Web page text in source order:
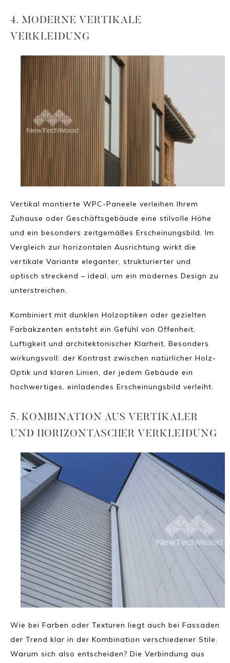
4. MODERNE VERTIKALE
VERKLEIDUNG
Vertikal montierte WPC-Paneele verleihen Ihrem
Zuhause oder Geschäftsgebäude eine stilvolle Höhe
und ein besonders zeitgemäßes Erscheinungsbild. Im
Vergleich zur horizontalen Ausrichtung wirkt die
vertikale Variante eleganter, strukturierter und
optisch streckend – ideal, um ein modernes Design zu
unterstreichen.
Kombiniert mit dunklen Holzoptiken oder gezielten
Farbakzenten entsteht ein Gefühl von Offenheit,
Luftigkeit und architektonischer Klarheit. Besonders
wirkungsvoll: der Kontrast zwischen natürlicher Holz-
Optik und klaren Linien, der jedem Gebäude ein
hochwertiges, einladendes Erscheinungsbild verleiht.
5. KOMBINATION AUS VERTIKALER
UND HORIZONTASCHER VERKLEIDUNG
Wie bei Farben oder Texturen liegt auch bei Fassaden
der Trend klar in der Kombination verschiedener Stile.
Warum sich also entscheiden? Die Verbindung aus